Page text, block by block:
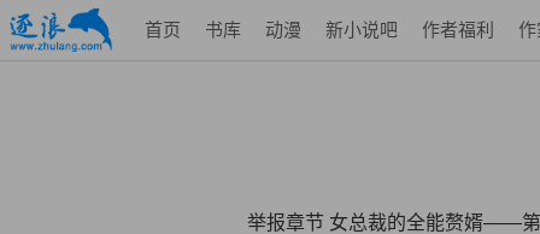
首页 书库 动漫 新小说吧 作者福利 作
举报章节 女总裁的全能赘婿——